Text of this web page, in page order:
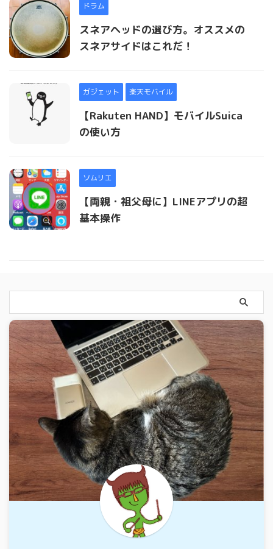
ドラム
スネアヘッドの選び方。オススメの
スネアサイドはこれだ！
ガジェット 楽天モバイル
【Rakuten HAND】モバイルSuica
の使い方
ソムリエ
【両親・祖父母に】LINEアプリの超
基本操作